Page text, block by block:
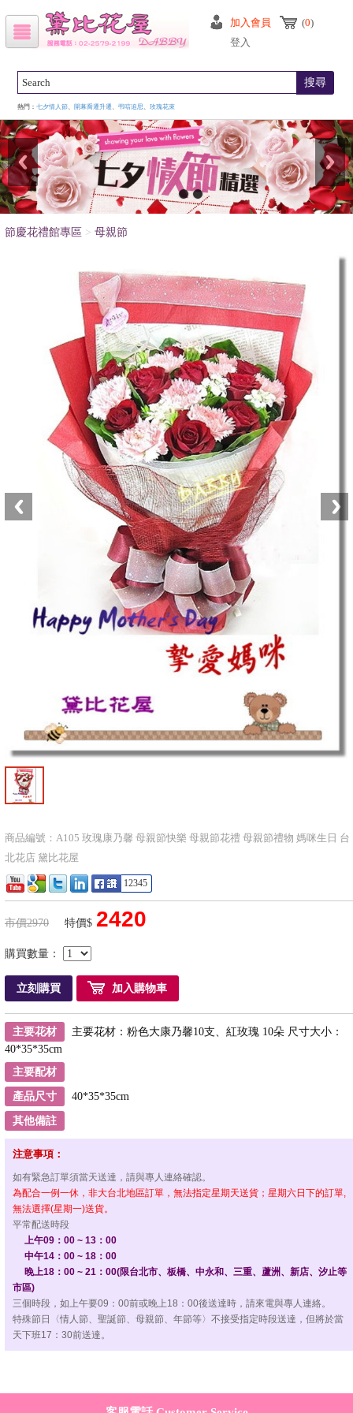
加入會員
登入
(0)
搜尋
熱門：七夕情人節、 開幕喬遷升遷 、弔唁追思、玫瑰花束
節慶花禮館專區 > 母親節
商品編號：A105 玫瑰康乃馨 母親節快樂 母親節花禮 母親節禮物 媽咪生日 台
北花店 黛比花屋
12345
市價2970 特價$ 2420
購買數量：
立刻購買 加入購物車
主要花材
主要花材：粉色大康乃馨10支、紅玫瑰 10朵 尺寸大小：
40*35*35cm
主要配材
產品尺寸 40*35*35cm
其他備註
注意事項：
如有緊急訂單須當天送達，請與專人連絡確認。
為配合一例一休，非大台北地區訂單，無法指定星期天送貨；星期六日下的訂單,
無法選擇(星期一)送貨。
平常配送時段
上午09：00 ~ 13：00
中午14：00 ~ 18：00
晚上18：00 ~ 21：00(限台北市、板橋、中永和、三重、蘆洲、新店、汐止等
市區)
三個時段，如上午要09：00前或晚上18：00後送達時，請來電與專人連絡。
特殊節日〈情人節、聖誕節、母親節、年節等〉不接受指定時段送達，但將於當
天下班17：30前送達。